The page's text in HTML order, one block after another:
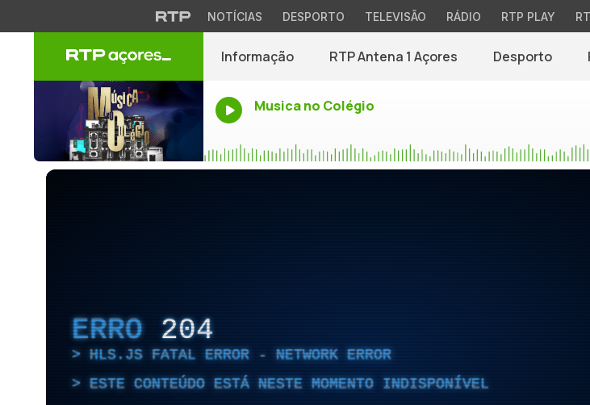
NOTÍCIAS DESPORTO TELEVISÃO RÁDIO RTP PLAY
Informação RTP Antena 1 Açores Desporto
Musica no Colégio
ERRO 204
HLS.JS FATAL ERROR - NETWORK ERROR
ESTE CONTEÚDO ESTÁ NESTE MOMENTO INDISPONÍVEL